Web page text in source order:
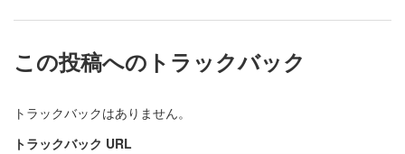
この投稿へのトラックバック
トラックバックはありません。
トラックバック URL